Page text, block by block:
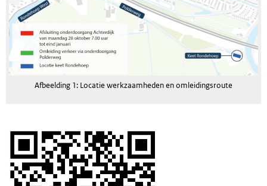
Afbeelding 1: Locatie werkzaamheden en omleidingsroute